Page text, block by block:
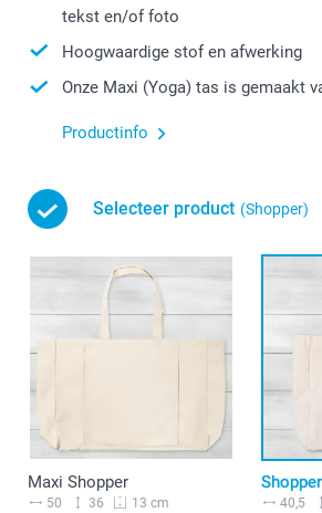
tekst en/of foto
Hoogwaardige stof en afwerking
Onze Maxi (Yoga) tas is gemaakt
Productinfo
Selecteer product (Shopper)
Maxi Shopper
50 36 13 cm
Shopper
40,5